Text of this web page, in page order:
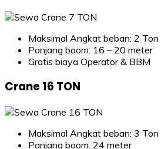
Maksimal Angkat beban: 2 Ton
Panjang boom: 16 – 20 meter
Gratis biaya Operator & BBM
Crane 16 TON
Maksimal Angkat beban: 3 Ton
Panjang boom: 24 meter